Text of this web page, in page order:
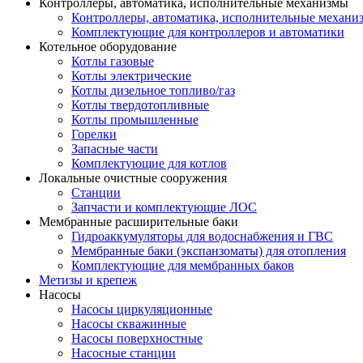
Контроллеры, автоматика, исполнительные механизмы
Контроллеры, автоматика, исполнительные
Комплектующие для контроллеров и автоматики
Котельное оборудование
Котлы газовые
Котлы электрические
Котлы дизельное топливо/газ
Котлы твердотопливные
Котлы промышленные
Горелки
Запасные части
Комплектующие для котлов
Локальные очистные сооружения
Станции
Запчасти и комплектующие ЛОС
Мембранные расширительные баки
Гидроаккумуляторы для водоснабжения и ГВС
Мембранные баки (экспанзоматы) для отопления
Комплектующие для мембранных баков
Метизы и крепеж
Насосы
Насосы циркуляционные
Насосы скважинные
Насосы поверхностные
Насосные станции